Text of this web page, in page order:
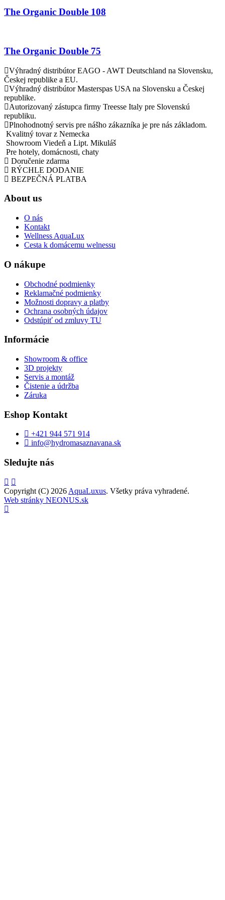
The Organic Double 108
The Organic Double 75
Výhradný distribútor EAGO - AWT Deutschland na Slovensku,
Českej republike a EU.
Výhradný distribútor Masterspas USA na Slovensku a Českej
republike.
Autorizovaný zástupca firmy Treesse Italy pre Slovenskú
republiku.
Plnohodnotný servis pre nášho zákazníka je pre nás základom.
Kvalitný tovar z Nemecka
Showroom Viedeň a Lipt. Mikuláš
Pre hotely, domácnosti, chaty
Doručenie zdarma
RÝCHLE DODANIE
BEZPEČNÁ PLATBA
About us
O nás
Kontakt
Wellness AquaLux
Cesta k domácemu welnessu
O nákupe
Obchodné podmienky
Reklamačné podmienky
Možnosti dopravy a platby
Ochrana osobných údajov
Odstúpiť od zmluvy TU
Informácie
Showroom & office
3D projekty
Servis a montáž
Čistenie a údržba
Záruka
Eshop Kontakt
+421 944 571 914
info@hydromasaznavana.sk
Sledujte nás
Copyright (C) 2026 AquaLuxus. Všetky práva vyhradené.
Web stránky NEONUS.sk